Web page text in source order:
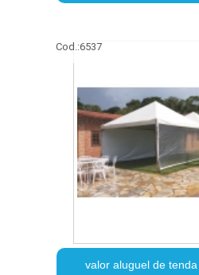
Cod.:6537
valor aluguel de